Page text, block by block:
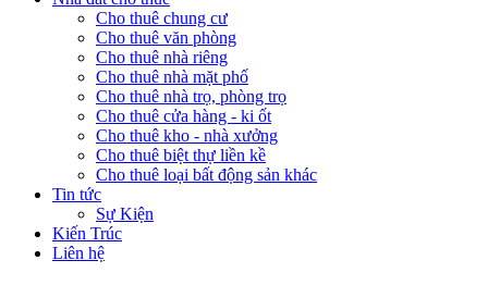
Cho thuê chung cư
Cho thuê văn phòng
Cho thuê nhà riêng
Cho thuê nhà mặt phố
Cho thuê nhà trọ, phòng trọ
Cho thuê cửa hàng - ki ốt
Cho thuê kho - nhà xưởng
Cho thuê biệt thự liền kề
Cho thuê loại bất động sản khác
Tin tức
Sự Kiện
Kiến Trúc
Liên hệ